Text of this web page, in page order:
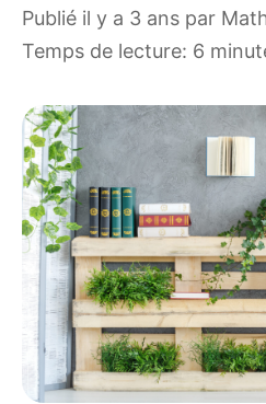
publié il y a 3 ans par
Temps de lecture: 6